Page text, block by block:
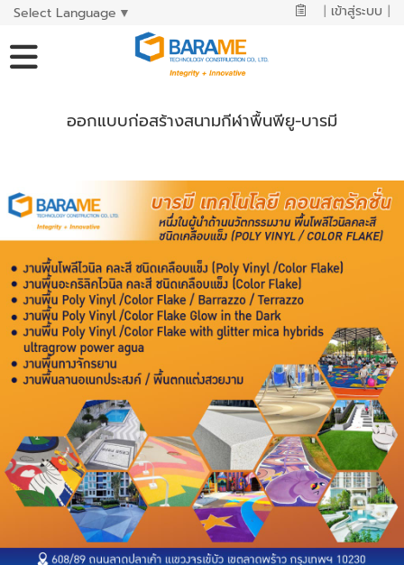
Select Language ▼ | เข้าสู่ระบบ |
ออกแบบก่อสร้างสนามกีฬาพื้นพียู-บารมี